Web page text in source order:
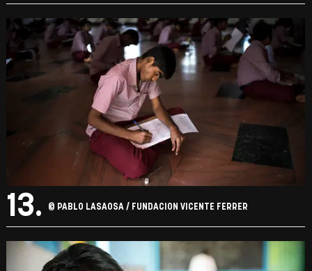
13. © PABLO LASAOSA / FUNDACION VICENTE FERRER